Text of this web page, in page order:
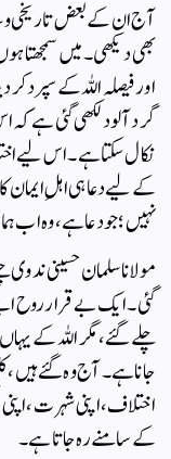
آج ان کے بعض تاریخی و
بھی دیکھی۔ میں سمجھتا
اور فیصلہ اللہ کے سپرد کر
گرد آلود لکھی گئی ہے
نکال سکتا ہے۔ اس لیے
کے لیے دعا ہی اہلِ
نہیں؛ جو دعا ہے، وہ
مولانا سلمان حسینی
گئی۔ ایک بے قرار روح
چلے گئے، مگر اللہ کے
جانا ہے۔ آج وہ گئے
اختلاف، اپنی شہرت،
کے سامنے رہ جاتا ہے۔